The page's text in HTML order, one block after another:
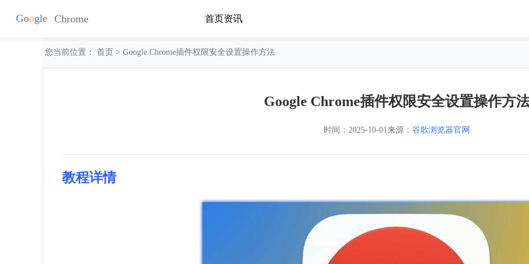
首页资讯
您当前位置： 首页 > Google Chrome插件权限安全设置操作方法
Google Chrome插件权限安全设置操作方
时间： 2025-10-01来源： 谷歌浏览器官网
教程详情